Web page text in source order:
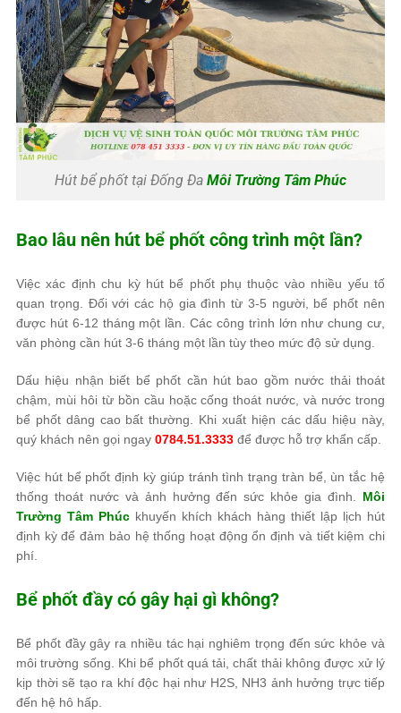
Hút bể phốt tại Đống Đa Môi Trường Tâm Phúc
Bao lâu nên hút bể phốt công trình một lần?
Việc xác định chu kỳ hút bể phốt phụ thuộc vào nhiều yếu tố
quan trọng. Đối với các hộ gia đình từ 3-5 người, bể phốt nên
được hút 6-12 tháng một lần. Các công trình lớn như chung cư,
văn phòng cần hút 3-6 tháng một lần tùy theo mức độ sử dụng.
Dấu hiệu nhận biết bể phốt cần hút bao gồm nước thải thoát
chậm, mùi hôi từ bồn cầu hoặc cống thoát nước, và nước trong
bể phốt dâng cao bất thường. Khi xuất hiện các dấu hiệu này,
quý khách nên gọi ngay 0784.51.3333 để được hỗ trợ khẩn cấp.
Việc hút bể phốt định kỳ giúp tránh tình trạng tràn bể, ùn tắc hệ
thống thoát nước và ảnh hưởng đến sức khỏe gia đình. Môi
Trường Tâm Phúc khuyến khích khách hàng thiết lập lịch hút
định kỳ để đảm bảo hệ thống hoạt động ổn định và tiết kiệm chi
phí.
Bể phốt đầy có gây hại gì không?
Bể phốt đầy gây ra nhiều tác hại nghiêm trọng đến sức khỏe và
môi trường sống. Khi bể phốt quá tải, chất thải không được xử lý
kịp thời sẽ tạo ra khí độc hại như H2S, NH3 ảnh hưởng trực tiếp
đến hệ hô hấp.